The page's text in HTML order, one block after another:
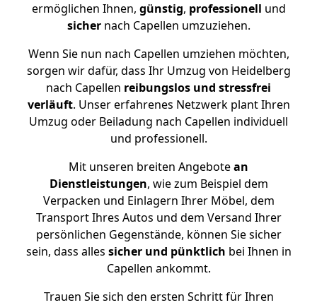
ermöglichen Ihnen, günstig, professionell und
sichernach Capellen umzuziehen.
Wenn Sie nun nach Capellen umziehen möchten,
sorgen wir dafür, dass Ihr Umzug von Heidelberg
nach Capellen reibungslos und stressfrei
verläuft. Unser erfahrenes Netzwerk plant Ihren
Umzug oder Beiladung nach Capellen individuell
und professionell.
Mit unseren breiten Angebotean
Dienstleistungen, wie zum Beispiel dem
Verpacken und Einlagern Ihrer Möbel, dem
Transport Ihres Autos und dem Versand Ihrer
persönlichen Gegenstände, können Sie sicher
sein, dass alles sicher und pünktlich bei Ihnen in
Capellen ankommt.
Trauen Sie sich den ersten Schritt für Ihren